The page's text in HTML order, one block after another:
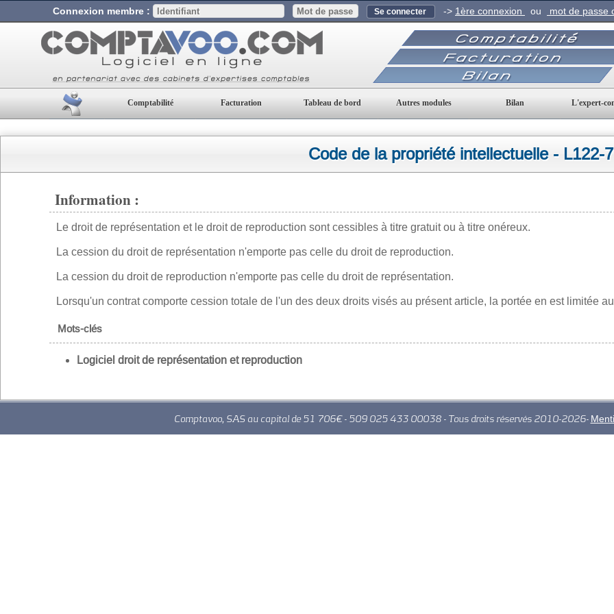
Connexion membre : -> 1ère connexion ou mot de passe
Comptabilité Facturation Tableau de bord Autres modules Bilan L'expert-
Code de la propriété intellectuelle - L122-7
Information :
Le droit de représentation et le droit de reproduction sont cessibles à titre gratuit ou à titre onéreux.
La cession du droit de représentation n'emporte pas celle du droit de reproduction.
La cession du droit de reproduction n'emporte pas celle du droit de représentation.
Lorsqu'un contrat comporte cession totale de l'un des deux droits visés au présent article, la portée en est limitée
Mots-clés
Logiciel droit de représentation et reproduction
Comptavoo, SAS au capital de 51 706€ - 509 025 433 00038 - Tous droits réservés 2010-2026-